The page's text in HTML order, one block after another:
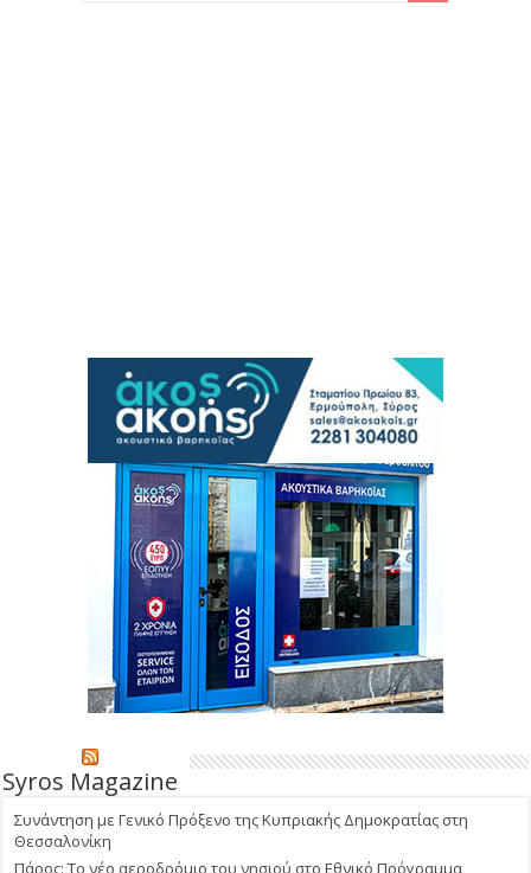
Syros Magazine
Συνάντηση με Γενικό Πρόξενο της Κυπριακής Δημοκρατίας στη
Θεσσαλονίκη
Πάρος: Το νέο αεροδρόμιο του νησιού στο Εθνικό Πρόγραμμα